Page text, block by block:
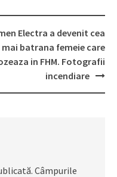
Electra a devenit cea
mai batrana femeie care
in FHM. Fotografii
incendiare
Câmpurile